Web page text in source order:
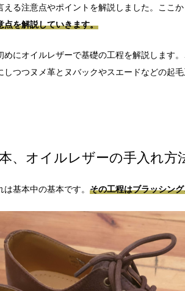
える注意点やポイントを解説しました。ここ
点を解説していきます。
めにオイルレザーで基礎の工程を解説します
しつつヌメ革とヌバックやスエードなどの起
、オイルレザーの手入れ方
基本中の基本です。 その工程はブラッシン